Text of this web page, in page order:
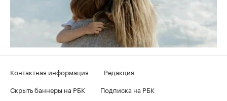
Контактная информация
Редакция
Скрыть баннеры на РБК
Подписка на РБК